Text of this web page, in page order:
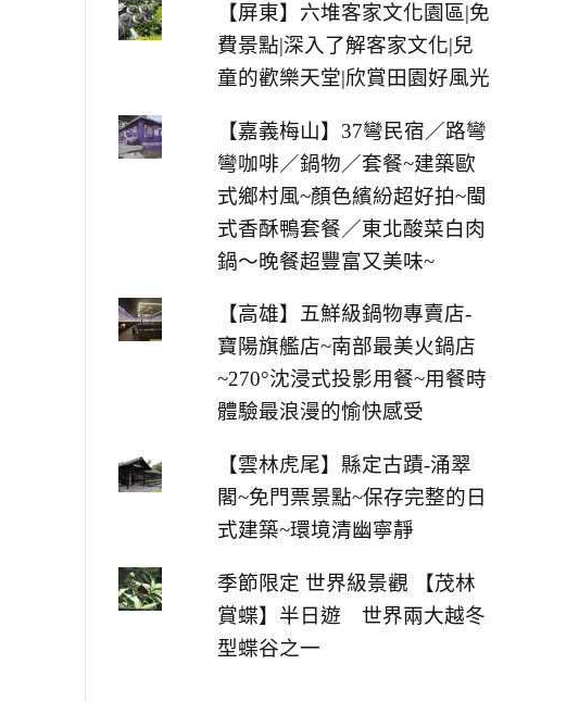
【屏東】六堆客家文化園區|免
費景點|深入了解客家文化|兒
童的歡樂天堂|欣賞田園好風光
【嘉義梅山】37彎民宿／路彎
彎咖啡／鍋物／套餐~建築歐
式鄉村風~顏色繽紛超好拍~閩
式香酥鴨套餐／東北酸菜白肉
鍋～晚餐超豐富又美味~
【高雄】五鮮級鍋物專賣店-
寶陽旗艦店~南部最美火鍋店
~270°沈浸式投影用餐~用餐時
體驗最浪漫的愉快感受
【雲林虎尾】縣定古蹟-涌翠
閣~免門票景點~保存完整的日
式建築~環境清幽寧靜
季節限定 世界級景觀 【茂林
賞蝶】半日遊 世界兩大越冬
型蝶谷之一